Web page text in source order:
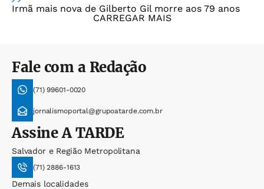
Irmã mais nova de Gilberto Gil morre aos 79 anos
CARREGAR MAIS
Fale com a Redação
(71) 99601-0020
jornalismoportal@grupoatarde.com.br
AssineA TARDE
Salvador e Região Metropolitana
(71) 2886-1613
Demais localidades